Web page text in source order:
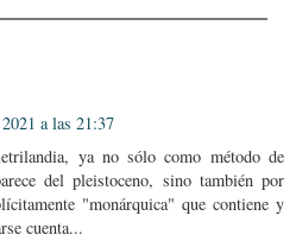
a las 21:37
ya no sólo como método de
del pleistoceno, sino también por
"monárquica" que contiene y
cuenta...